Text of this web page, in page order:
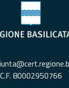
C.F. 80002950766